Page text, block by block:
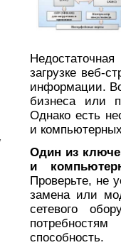
загрузке веб-
информации.
бизнеса или
Однако есть
и
Один из
и
Проверьте, не
замена или
сетевого
способность.